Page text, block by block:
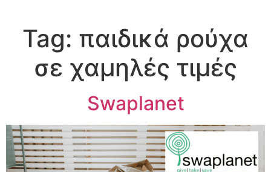
Tag: παιδικά ρούχα
σε χαμηλές τιμές
Swaplanet